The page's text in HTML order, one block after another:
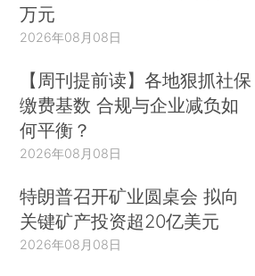
万元
2026年08月08日
【周刊提前读】各地狠抓社保
缴费基数 合规与企业减负如
何平衡？
2026年08月08日
特朗普召开矿业圆桌会 拟向
关键矿产投资超20亿美元
2026年08月08日